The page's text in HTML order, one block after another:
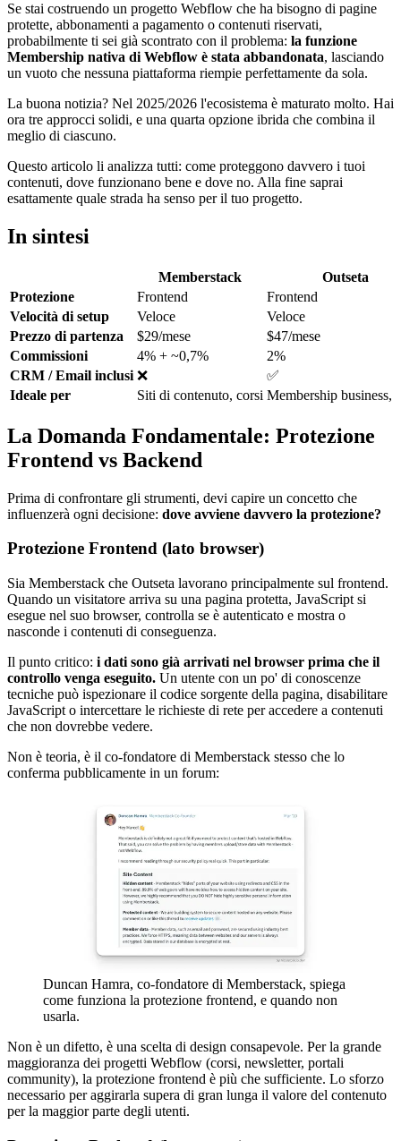
Se stai costruendo un progetto Webflow che ha bisogno di pagine
protette, abbonamenti a pagamento o contenuti riservati,
probabilmente ti sei già scontrato con il problema: la funzione
Membership nativa di Webflow è stata abbandonata, lasciando
un vuoto che nessuna piattaforma riempie perfettamente da sola.
La buona notizia? Nel 2025/2026 l'ecosistema è maturato molto. Hai
ora tre approcci solidi, e una quarta opzione ibrida che combina il
meglio di ciascuno.
Questo articolo li analizza tutti: come proteggono davvero i tuoi
contenuti, dove funzionano bene e dove no. Alla fine saprai
esattamente quale strada ha senso per il tuo progetto.
In sintesi
Memberstack
Outseta
Protezione
Frontend
Frontend
Velocità di setup
Veloce
Veloce
Prezzo di partenza
$29/mese
$47/mese
Commissioni
4% + ~0,7%
2%
CRM / Email inclusi ❌
✅
Ideale per
Siti di contenuto, corsi Membership business,
La Domanda Fondamentale: Protezione
Frontend vs Backend
Prima di confrontare gli strumenti, devi capire un concetto che
influenzerà ogni decisione: dove avviene davvero la protezione?
Protezione Frontend (lato browser)
Sia Memberstack che Outseta lavorano principalmente sul frontend.
Quando un visitatore arriva su una pagina protetta, JavaScript si
esegue nel suo browser, controlla se è autenticato e mostra o
nasconde i contenuti di conseguenza.
Il punto critico: i dati sono già arrivati nel browser prima che il
controllo venga eseguito. Un utente con un po' di conoscenze
tecniche può ispezionare il codice sorgente della pagina, disabilitare
JavaScript o intercettare le richieste di rete per accedere a contenuti
che non dovrebbe vedere.
Non è teoria, è il co-fondatore di Memberstack stesso che lo
conferma pubblicamente in un forum:
Duncan Hamra, co-fondatore di Memberstack, spiega
come funziona la protezione frontend, e quando non
usarla.
Non è un difetto, è una scelta di design consapevole. Per la grande
maggioranza dei progetti Webflow (corsi, newsletter, portali
community), la protezione frontend è più che sufficiente. Lo sforzo
necessario per aggirarla supera di gran lunga il valore del contenuto
per la maggior parte degli utenti.